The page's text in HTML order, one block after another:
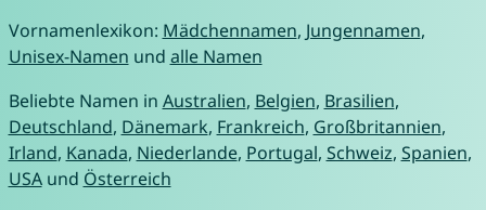
Vornamenlexikon: Mädchennamen, Jungennamen,
Unisex-Namen und alle Namen
Beliebte Namen in Australien, Belgien, Brasilien,
Deutschland, Dänemark, Frankreich, Großbritannien,
Irland, Kanada, Niederlande, Portugal, Schweiz, Spanien,
USAund Österreich